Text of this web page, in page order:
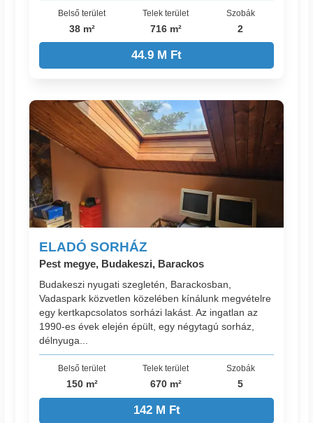
Belső terület
38 m²
Telek terület
716 m²
Szobák
2
44.9 M Ft
ELADÓ SORHÁZ
Pest megye, Budakeszi, Barackos
Budakeszi nyugati szegletén, Barackosban,
Vadaspark közvetlen közelében kínálunk megvételre
egy kertkapcsolatos sorházi lakást. Az ingatlan az
1990-es évek elején épült, egy négytagú sorház,
délnyuga...
Belső terület
150 m²
Telek terület
670 m²
Szobák
5
142 M Ft